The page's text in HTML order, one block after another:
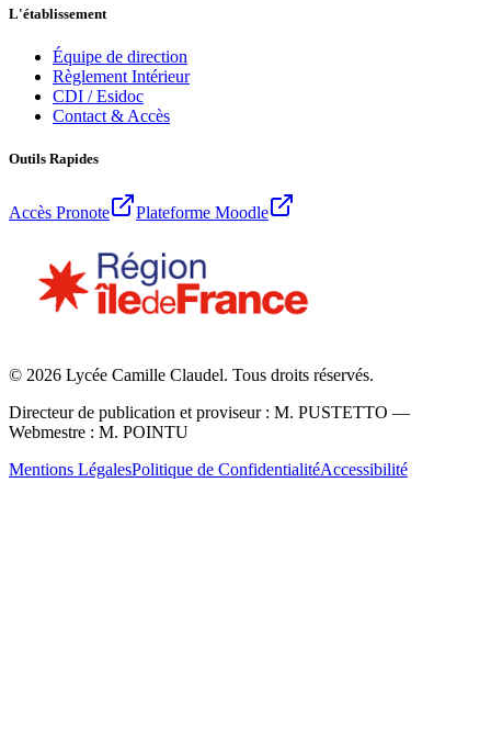
L'établissement
Équipe de direction
Règlement Intérieur
CDI / Esidoc
Contact & Accès
Outils Rapides
Accès Pronote Plateforme Moodle
© 2026 Lycée Camille Claudel. Tous droits réservés.
Directeur de publication et proviseur : M. PUSTETTO —
Webmestre : M. POINTU
Mentions LégalesPolitique de ConfidentialitéAccessibilité